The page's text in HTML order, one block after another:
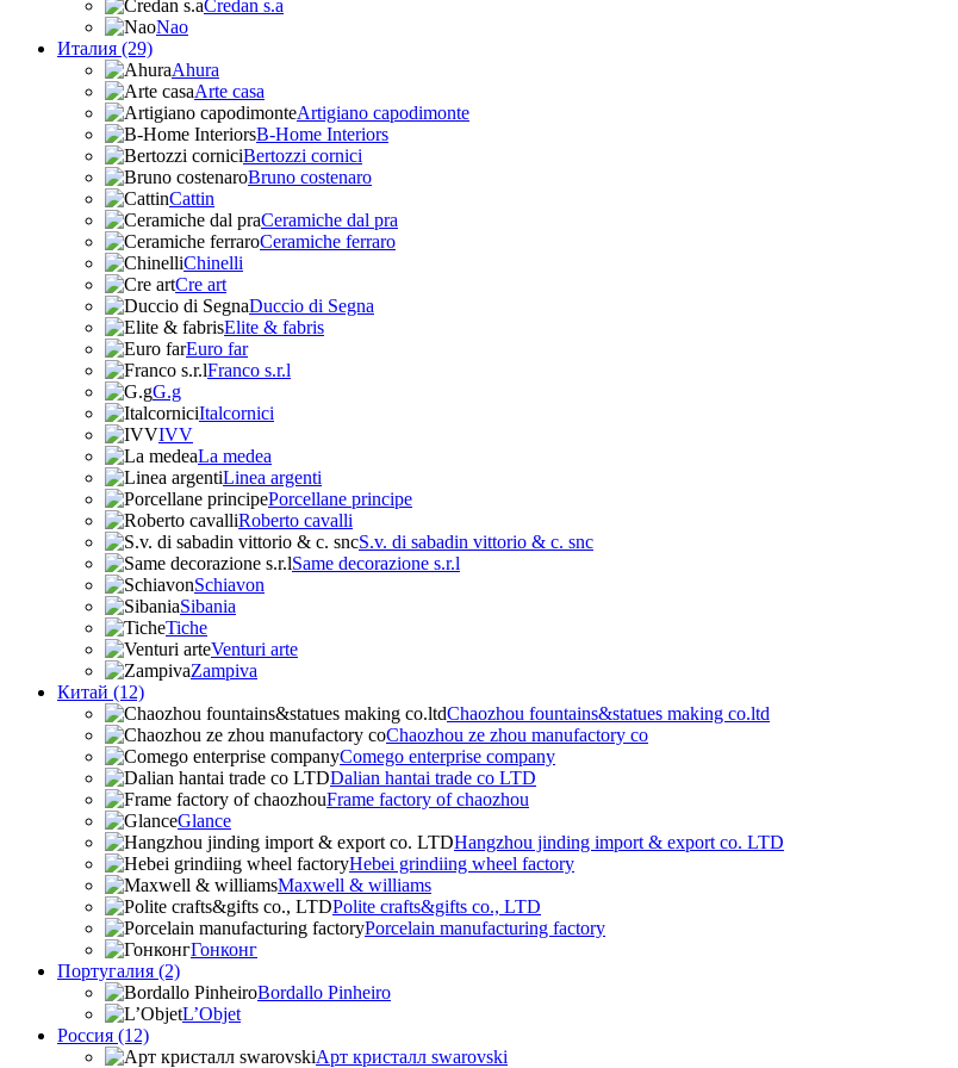
Credan s.a
Nao
Италия (29)
Ahura
Arte casa
Artigiano capodimonte
B-Home Interiors
Bertozzi cornici
Bruno costenaro
Cattin
Ceramiche dal pra
Ceramiche ferraro
Chinelli
Cre art
Duccio di Segna
Elite & fabris
Euro far
Franco s.r.l
G.g
Italcornici
IVV
La medea
Linea argenti
Porcellane principe
Roberto cavalli
S.v. di sabadin vittorio & c. snc
Same decorazione s.r.l
Schiavon
Sibania
Tiche
Venturi arte
Zampiva
Китай (12)
Chaozhou fountains&statues making co.ltd
Chaozhou ze zhou manufactory co
Comego enterprise company
Dalian hantai trade co LTD
Frame factory of chaozhou
Glance
Hangzhou jinding import & export co. LTD
Hebei grindiing wheel factory
Maxwell & williams
Polite crafts&gifts co., LTD
Porcelain manufacturing factory
Гонконг
Португалия (2)
Bordallo Pinheiro
L’Objet
Россия (12)
Арт кристалл swarovski